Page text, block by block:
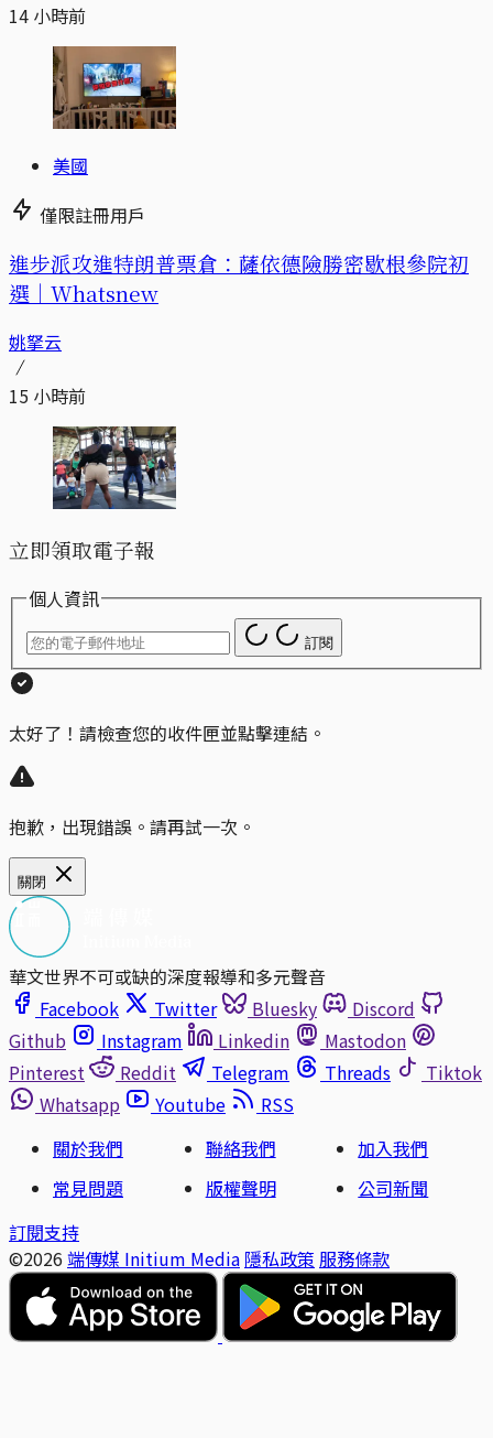
14 小時前
美國
僅限註冊用戶
進步派攻進特朗普票倉：薩依德險勝密歇根參院初
選｜Whatsnew
姚拏云
15 小時前
立即領取電子報
個人資訊
訂閱
太好了！請檢查您的收件匣並點擊連結。
抱歉，出現錯誤。請再試一次。
關閉
華文世界不可或缺的深度報導和多元聲音
Facebook
Twitter Bluesky
Discord
Github
Instagram Linkedin
Mastodon
Pinterest
Reddit Telegram Threads
Tiktok
Whatsapp
Youtube
RSS
關於我們
聯絡我們
加入我們
常見問題
版權聲明
公司新聞
訂閱支持
©2026 端傳媒 Initium Media 隱私政策 服務條款